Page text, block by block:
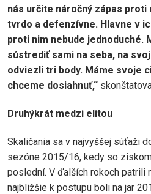
nás určite náročný zápas
tvrdo a defenzívne. Hlavne v
proti nim nebude jednoduché.
sústrediť sami na seba, na
odviezli tri body. Máme svoje
chceme dosiahnuť,“
Druhýkrát medzi elitou
Skaličania sa v najvyššej súťaži
sezóne 2015/16, kedy so
poslední. V ďalších rokoch patrili
najbližšie k postupu boli na jar